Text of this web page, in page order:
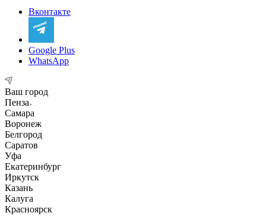
Вконтакте
Google Plus
WhatsApp
Ваш город
Пенза
Самара
Воронеж
Белгород
Саратов
Уфа
Екатеринбург
Иркутск
Казань
Калуга
Красноярск